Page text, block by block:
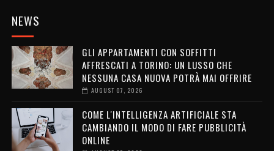
NEWS
GLI APPARTAMENTI CON SOFFITTI
AFFRESCATI A TORINO: UN LUSSO CHE
NESSUNA CASA NUOVA POTRÀ MAI OFFRIRE
AUGUST 07, 2026
COME L'INTELLIGENZA ARTIFICIALE STA
CAMBIANDO IL MODO DI FARE PUBBLICITÀ
ONLINE